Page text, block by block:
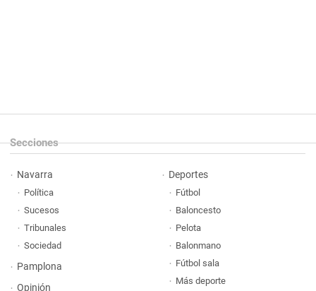
Secciones
Navarra
Política
Sucesos
Tribunales
Sociedad
Pamplona
Opinión
Deportes
Fútbol
Baloncesto
Pelota
Balonmano
Fútbol sala
Más deporte